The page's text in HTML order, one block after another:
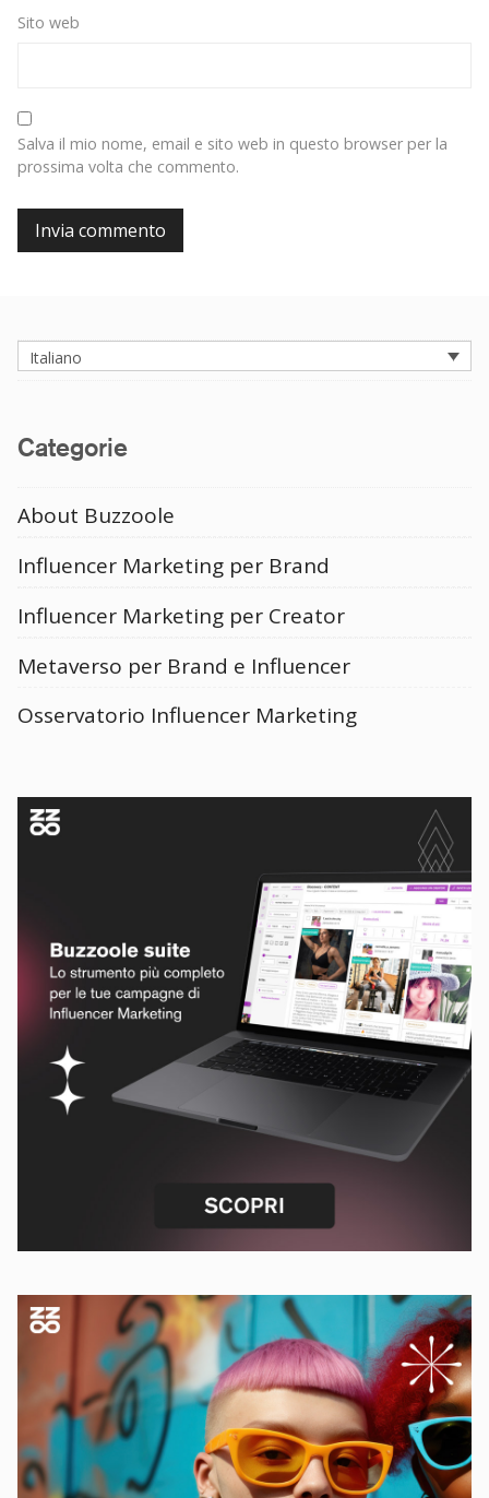
Sito web
Salva il mio nome, email e sito web in questo browser per la
prossima volta che commento.
Italiano
Categorie
About Buzzoole
Influencer Marketing per Brand
Influencer Marketing per Creator
Metaverso per Brand e Influencer
Osservatorio Influencer Marketing